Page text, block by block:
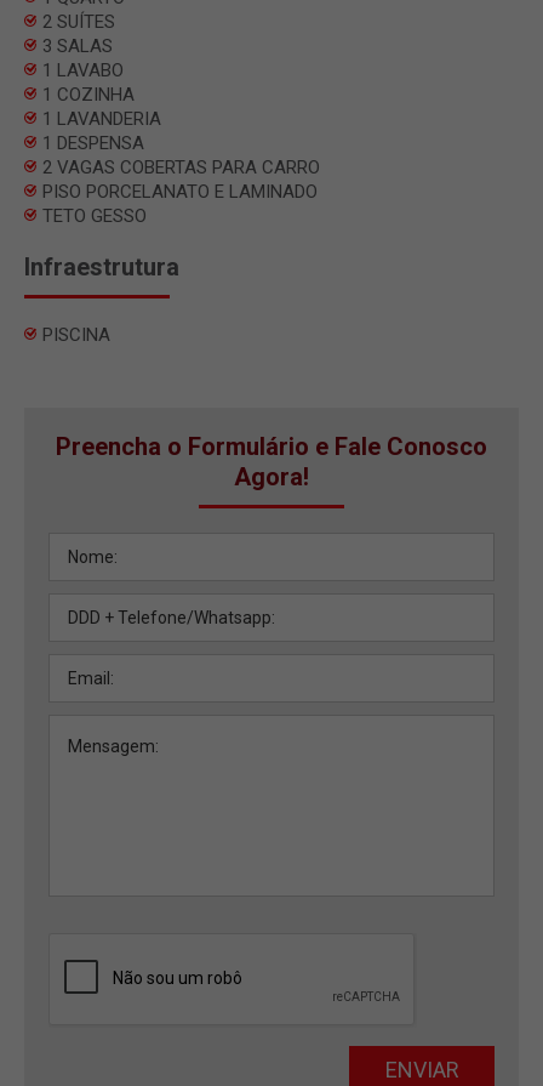
2 SUÍTES
3 SALAS
1 LAVABO
1 COZINHA
1 LAVANDERIA
1 DESPENSA
2 VAGAS COBERTAS PARA CARRO
PISO PORCELANATO E LAMINADO
TETO GESSO
Infraestrutura
PISCINA
Preencha o Formulário e Fale Conosco
Agora!